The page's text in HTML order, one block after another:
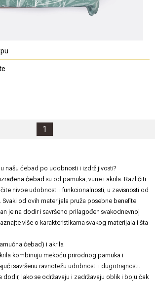
1
našu ćebad po udobnosti i izdržljivosti?
ćebad su od pamuka, vune i akrila. Različiti
nivoe udobnosti i funkcionalnosti, u zavisnosti od
od ovih materijala pruža posebne benefite
je na dodir i savršeno prilagođen svakodnevnoj
više o karakteristikama svakog materijala i šta
ćebad) i akrila
kombinuju mekoću prirodnog pamuka i
savršenu ravnotežu udobnosti i dugotrajnosti.
dodir, lako se održavaju i zadržavaju oblik i boju čak